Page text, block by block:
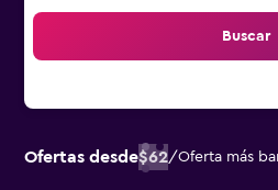
Buscar
Ofertas desde$62/Oferta más